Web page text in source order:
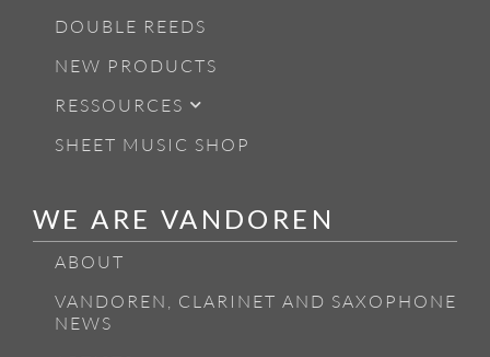
DOUBLE REEDS
NEW PRODUCTS
RESSOURCES
SHEET MUSIC SHOP
WE ARE VANDOREN
ABOUT
VANDOREN, CLARINET AND SAXOPHONE
NEWS